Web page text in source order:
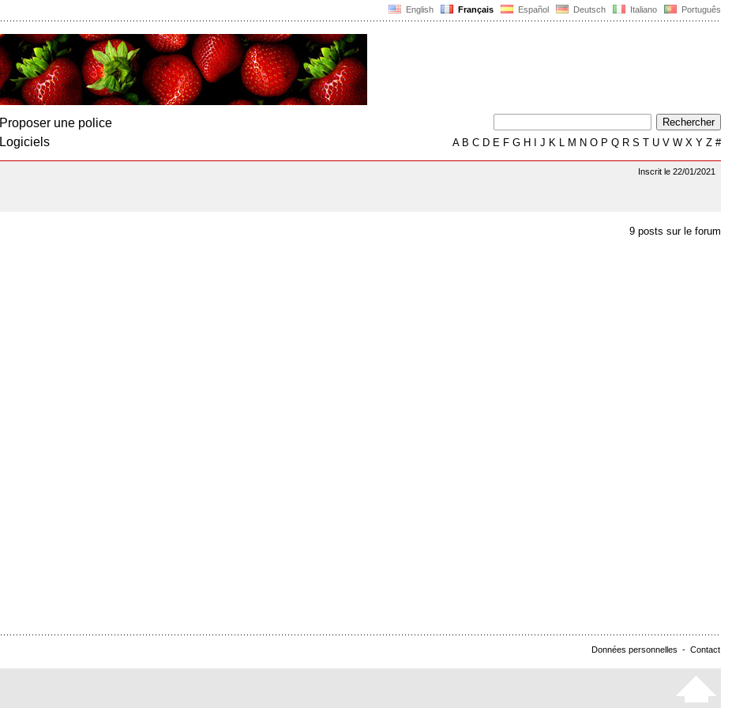
English Français Español Deutsch Italiano Português
Proposer une police
Logiciels
AB C D E F G H J K L M N O P Q R S T U V W X Y Z #
Inscrit le 22/01/2021
9 posts sur le forum
Données personnelles - Contact